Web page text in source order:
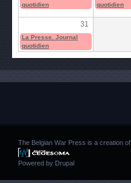
quotidien
quotidien
31
La Presse. Journal
quotidien
The Belgian War Press is a creation of
Powered by Drupal